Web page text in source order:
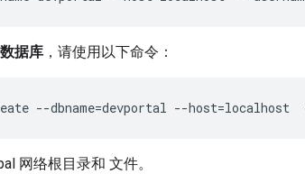
据库 ，请使用以下命令：
--dbname=devportal --host=localhost
网络根目录和 文件。